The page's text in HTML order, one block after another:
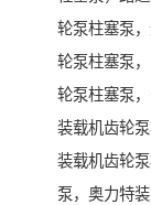
轮泵柱塞泵
轮泵柱塞泵
轮泵柱塞泵
装载机齿轮
装载机齿轮
泵，奥力特